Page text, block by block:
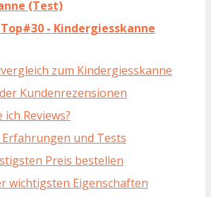
(Test)
- Kindergiesskanne
zum Kindergiesskanne
Kundenrezensionen
Reviews?
und Tests
Preis bestellen
wichtigsten Eigenschaften